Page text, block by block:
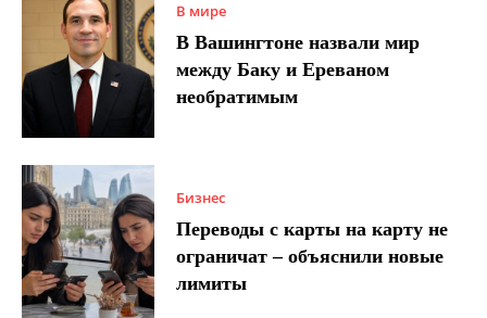
В мире
В Вашингтоне назвали мир
между Баку и Ереваном
необратимым
Бизнес
Переводы с карты на карту не
ограничат – объяснили новые
лимиты